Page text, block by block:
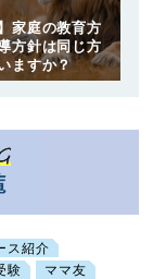
家庭の教育方
方針は同じ方
ますか？
ス紹介
験
ママ友